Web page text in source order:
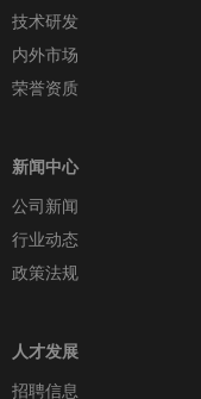
技术研发
内外市场
荣誉资质
新闻中心
公司新闻
行业动态
政策法规
人才发展
招聘信息